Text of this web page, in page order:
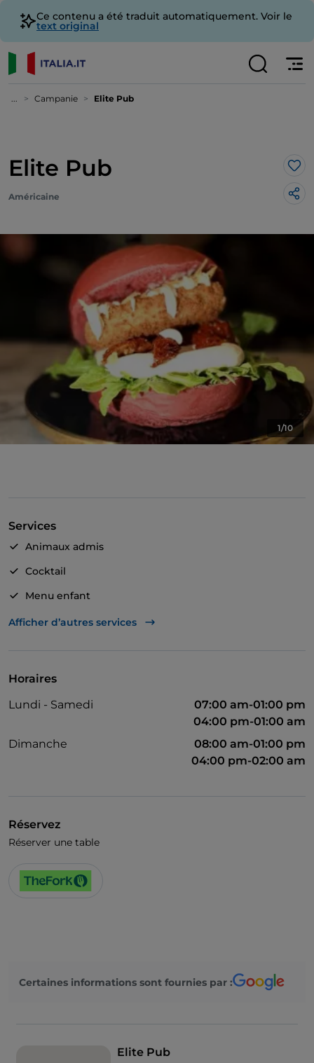
Ce contenu a été traduit automatiquement. Voir le
text original
... Campanie Elite Pub
Elite Pub
Américaine
1/10
Services
Animaux admis
Cocktail
Menu enfant
Wi-Fi
Afficher d’autres services
Horaires
Lundi - Samedi
07:00 am-01:00 pm
04:00 pm-01:00 am
Dimanche
08:00 am-01:00 pm
04:00 pm-02:00 am
Réservez
Réserver une table
Certaines informations sont fournies par :
Elite Pub